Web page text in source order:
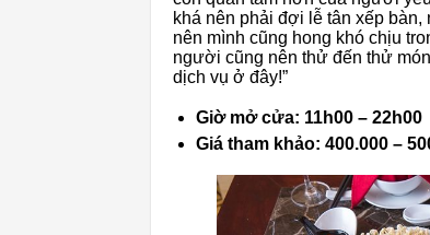
khá nên phải đợi lễ tân xếp
nên mình cũng hong khó chịu
người cũng nên thử đến thử
dịch vụ ở đây!”
Giờ mở cửa: 11h00 – 22h00
Giá tham khảo: 400.000 –